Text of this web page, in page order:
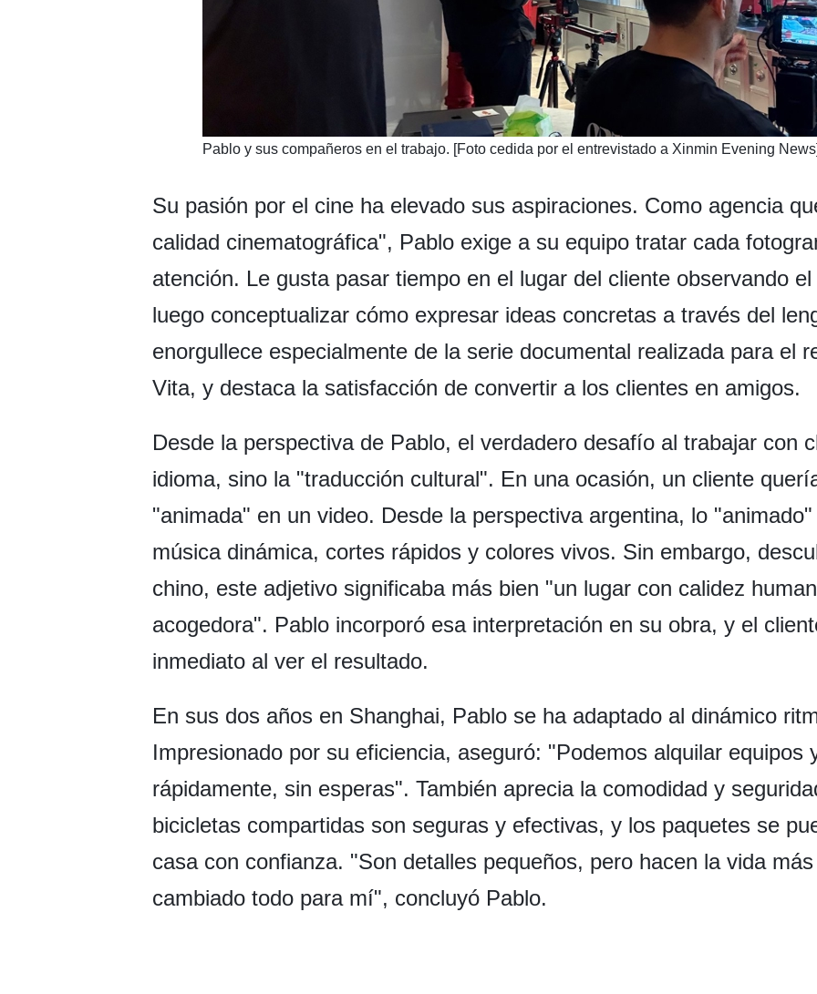
​Pablo y sus compañeros en el trabajo. [Foto cedida por el entrevistado a Xinmin Evening
Su pasión por el cine ha elevado sus aspiraciones. Como agencia
calidad cinematográfica", Pablo exige a su equipo tratar cada
atención. Le gusta pasar tiempo en el lugar del cliente observando
luego conceptualizar cómo expresar ideas concretas a través del
enorgullece especialmente de la serie documental realizada para el
Vita, y destaca la satisfacción de convertir a los clientes en amigos.
Desde la perspectiva de Pablo, el verdadero desafío al trabajar con
idioma, sino la "traducción cultural". En una ocasión, un cliente
"animada" en un video. Desde la perspectiva argentina, lo
música dinámica, cortes rápidos y colores vivos. Sin embargo,
chino, este adjetivo significaba más bien "un lugar con calidez
acogedora". Pablo incorporó esa interpretación en su obra, y el
inmediato al ver el resultado.
En sus dos años en Shanghai, Pablo se ha adaptado al dinámico
Impresionado por su eficiencia, aseguró: "Podemos alquilar equipos
rápidamente, sin esperas". También aprecia la comodidad y
bicicletas compartidas son seguras y efectivas, y los paquetes se
casa con confianza. "Son detalles pequeños, pero hacen la vida
cambiado todo para mí", concluyó Pablo.